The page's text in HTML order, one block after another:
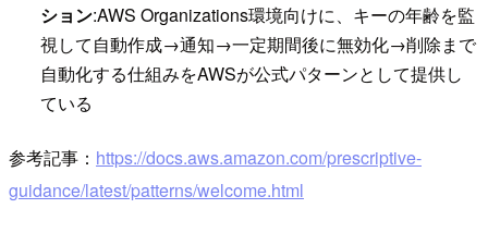
ション:AWS Organizations環境向けに、キーの年齢を監
視して自動作成→通知→一定期間後に無効化→削除まで
自動化する仕組みをAWSが公式パターンとして提供し
ている
参考記事： https://docs.aws.amazon.com/prescriptive-
guidance/latest/patterns/welcome.html